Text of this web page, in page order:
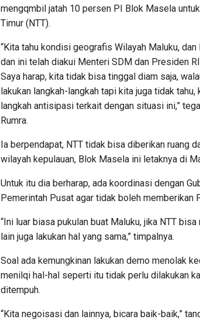
mengqmbil jatah 10 persen PI Blok Masela
Timur (NTT).
“Kita tahu kondisi geografis Wilayah Maluku,
dan ini telah diakui Menteri SDM dan Presiden
Saya harap, kita tidak bisa tinggal diam saja,
lakukan langkah-langkah tapi kita juga tidak
langkah antisipasi terkait dengan situasi ini,”
Rumra.
Ia berpendapat, NTT tidak bisa diberikan ruang
wilayah kepulauan, Blok Masela ini letaknya di
Untuk itu dia berharap, ada koordinasi dengan
Pemerintah Pusat agar tidak boleh memberikan
“Ini luar biasa pukulan buat Maluku, jika NTT
lain juga lakukan hal yang sama,” timpalnya.
Soal ada kemungkinan lakukan demo menolak
menilqi hal-hal seperti itu tidak perlu dilakukan
ditempuh.
“Kita negoisasi dan lainnya, bicara baik-baik,”